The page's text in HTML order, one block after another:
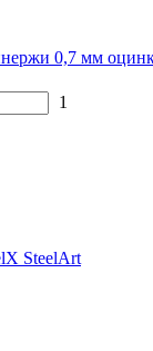
0,7 мм
1
SteelArt